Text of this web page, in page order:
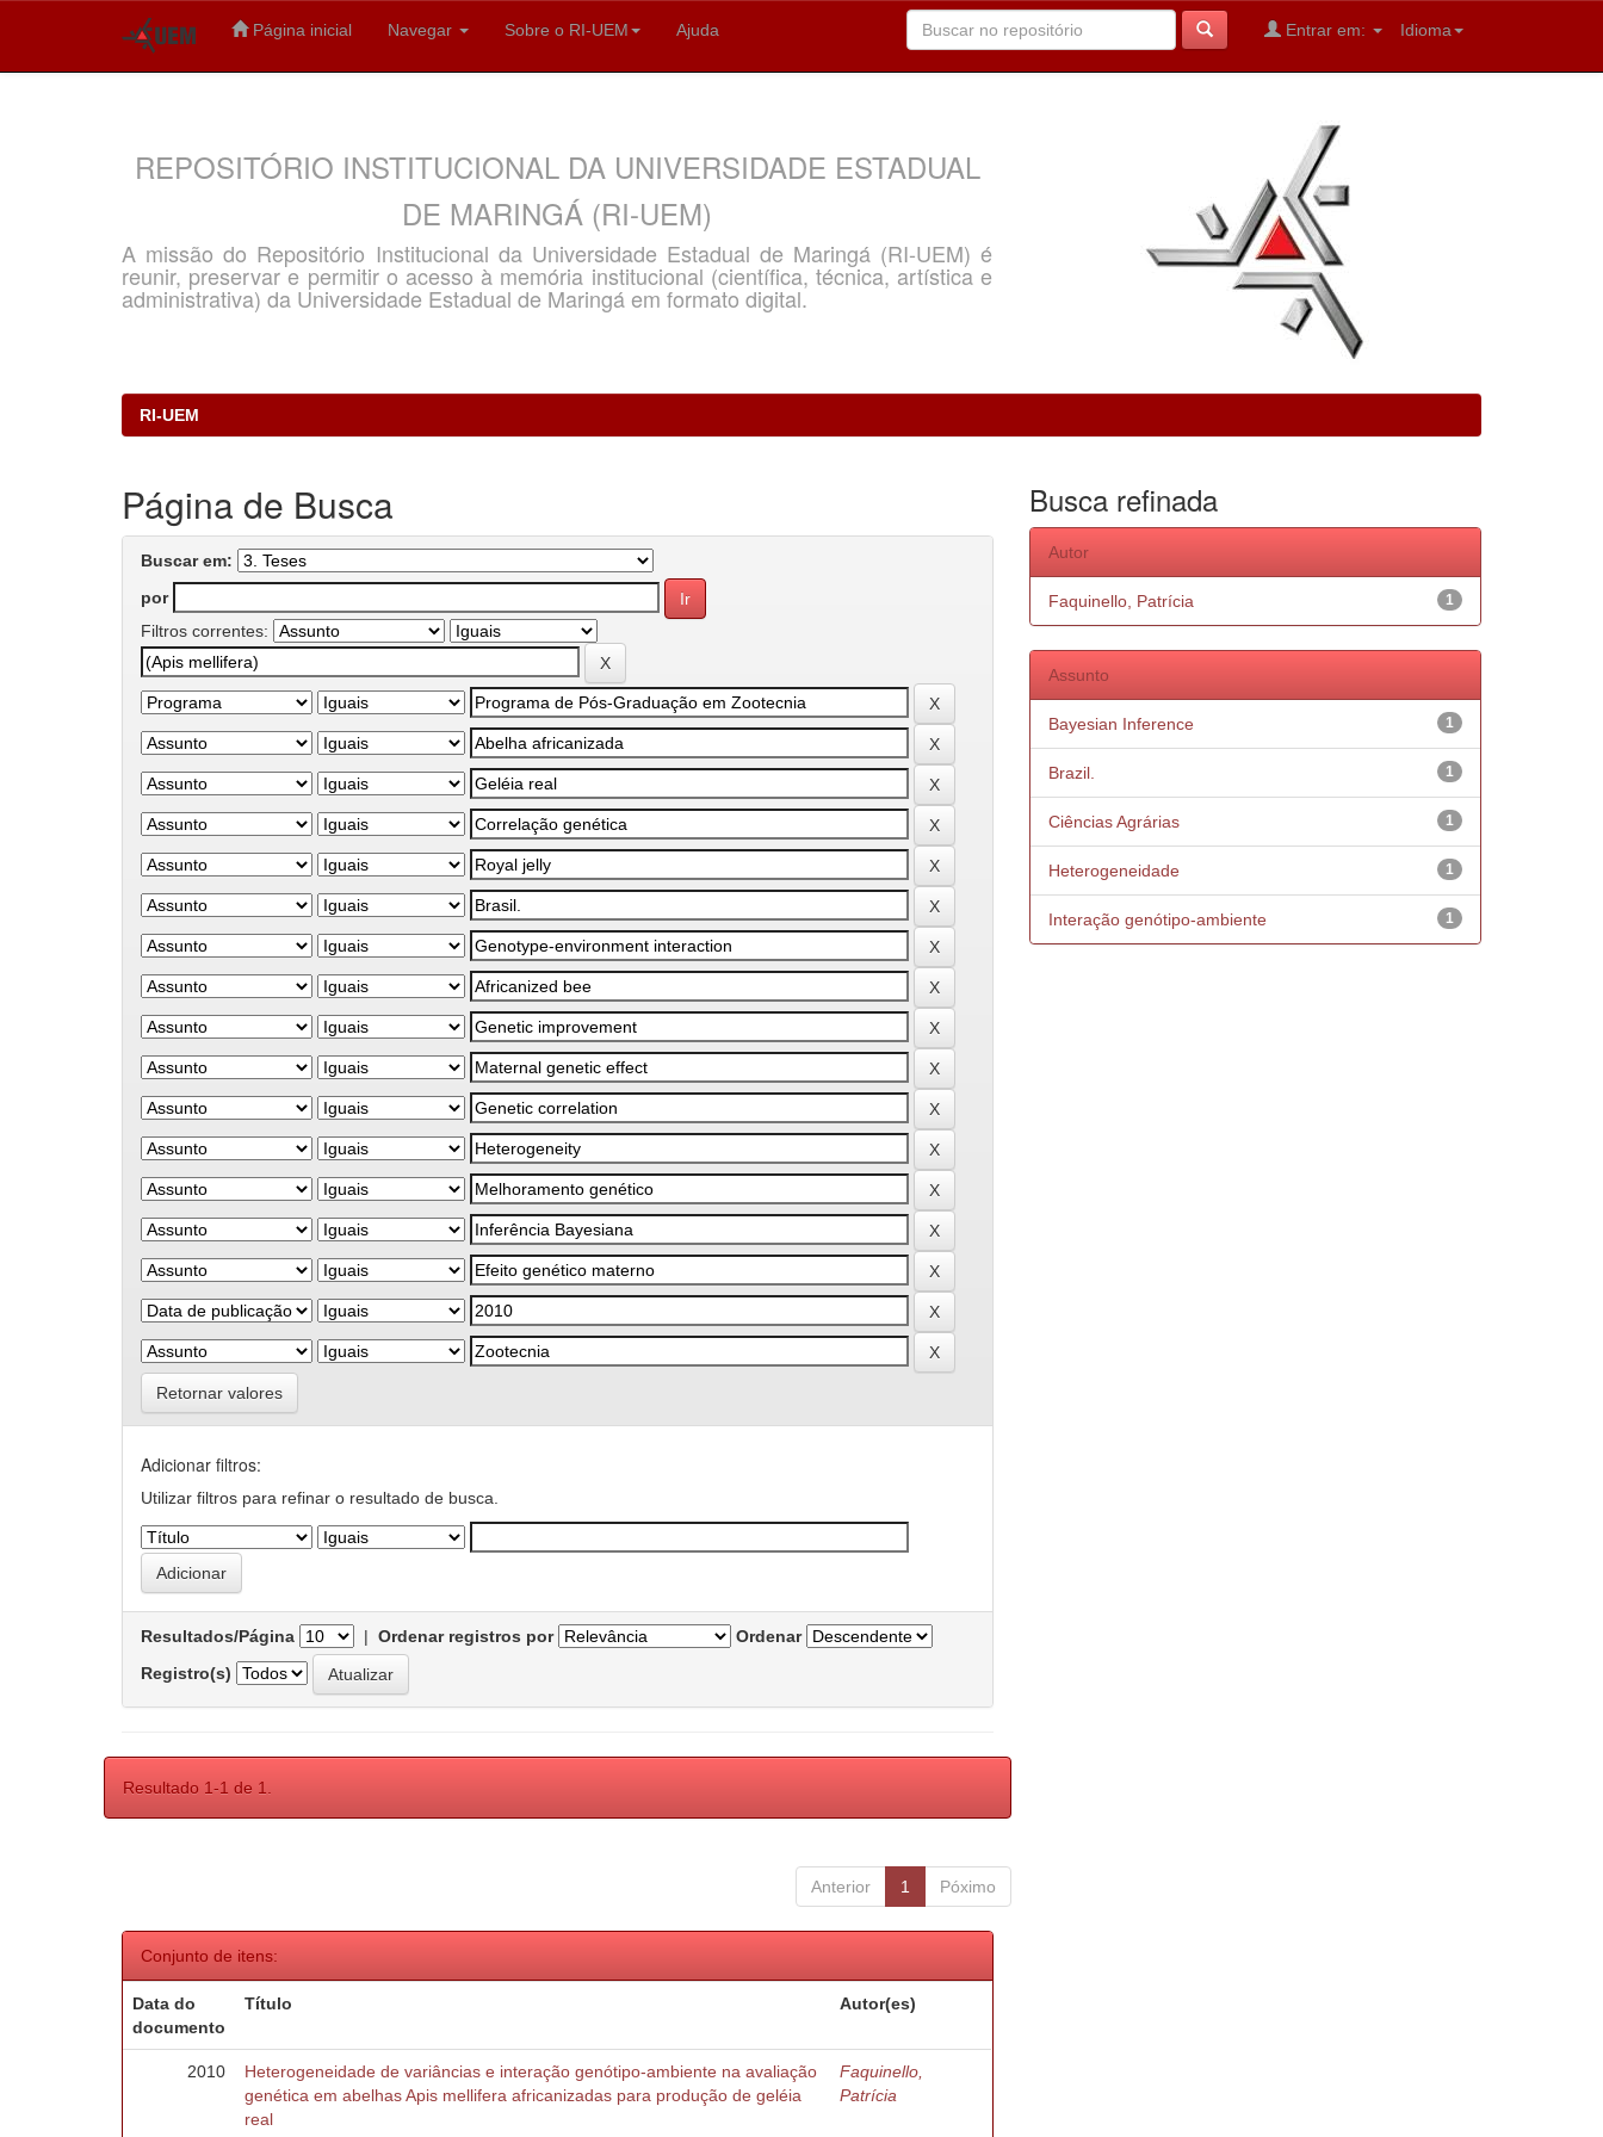
Página inicial Navegar Sobre o RI-UEM Ajuda Idioma
Entrar em:
REPOSITÓRIO INSTITUCIONAL DA UNIVERSIDADE ESTADUAL
DE MARINGÁ (RI-UEM)
A missão do Repositório Institucional da Universidade Estadual de Maringá (RI-UEM) é
reunir, preservar e permitir o acesso à memória institucional (científica, técnica, artística e
administrativa) da Universidade Estadual de Maringá em formato digital.
RI-UEM
Página de Busca
Buscar em:
por
Filtros correntes:
Retornar valores
Adicionar filtros:
Utilizar filtros para refinar o resultado de busca.
Resultados/Página | Ordenar registros por
Ordenar
Registro(s)
Resultado 1-1 de 1.
Anterior 1 Póximo
Conjunto de itens:
Data do
documento
Título Autor(es)
2010
Heterogeneidade de variâncias e interação genótipo-ambiente na avaliação
genética em abelhas Apis mellifera africanizadas para produção de geléia
real
Faquinello,
Patrícia
Busca refinada
Autor
1
Faquinello, Patrícia
Assunto
1
Bayesian Inference
1
Brazil.
1
Ciências Agrárias
1
Heterogeneidade
1
Interação genótipo-ambiente